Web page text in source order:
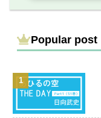
Popular post